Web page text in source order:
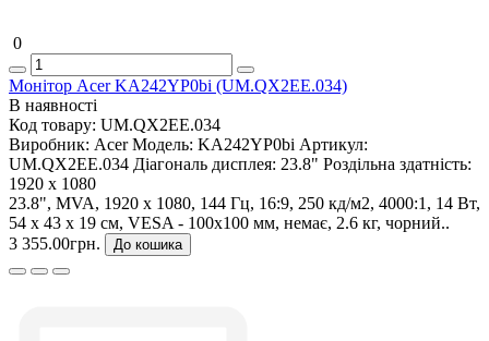
0
Монітор Acer KA242YP0bi (UM.QX2EE.034)
В наявності
Код товару: UM.QX2EE.034
Виробник: Acer Модель: KA242YP0bi Артикул:
UM.QX2EE.034 Діагональ дисплея: 23.8" Роздільна здатність:
1920 x 1080
23.8", MVA, 1920 x 1080, 144 Гц, 16:9, 250 кд/м2, 4000:1, 14 Вт,
54 х 43 х 19 см, VESA - 100x100 мм, немає, 2.6 кг, чорний..
3 355.00грн.
До кошика